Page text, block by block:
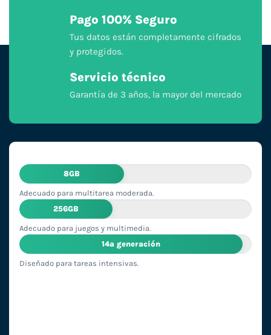
Pago 100% Seguro
Tus datos están completamente cifrados
y protegidos.
Servicio técnico
Garantía de 3 años, la mayor del mercado
8GB
Adecuado para multitarea moderada.
256GB
Adecuado para juegos y multimedia.
14ª generación
Diseñado para tareas intensivas.